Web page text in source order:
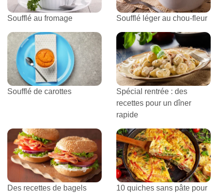
Soufflé au fromage Soufflé léger au chou-fleur
Soufflé de carottes
Spécial rentrée : des
recettes pour un dîner
rapide
Des recettes de bagels
10 quiches sans pâte pour